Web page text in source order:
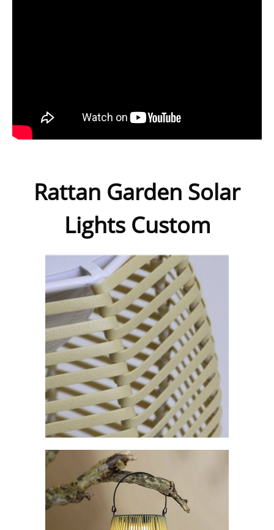
Rattan Garden Solar
Lights Custom